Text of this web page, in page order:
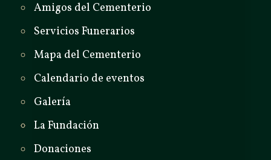
Amigos del Cementerio
Servicios Funerarios
Mapa del Cementerio
Calendario de eventos
Galería
La Fundación
Donaciones